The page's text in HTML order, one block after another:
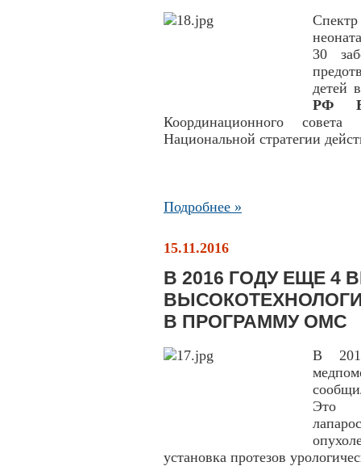
30
детей
РФ
Координационного
Национальной стратегии
Подробнее »
15.11.2016
В 2016 ГОДУ ЕЩЕ 4
В ПРОГРАММУ ОМС
В
Это
установка протезов